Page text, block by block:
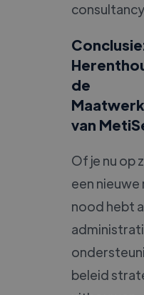
de
van
Of je nu op
een
nood hebt
beleid